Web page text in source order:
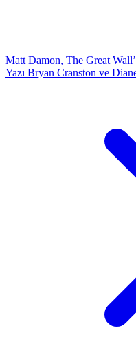
Matt Damon, The Great
Yazı Bryan Cranston ve